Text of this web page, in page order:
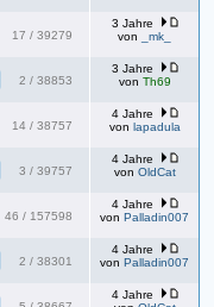
17 / 39279
3 Jahre
von
_mk_
2 / 38853
3 Jahre
von Th69
14 / 38757
4 Jahre
von lapadula
3 / 39757
4 Jahre
von OldCat
46 / 157598
4 Jahre
von Palladin007
2 / 38301
4 Jahre
von Palladin007
4 Jahre